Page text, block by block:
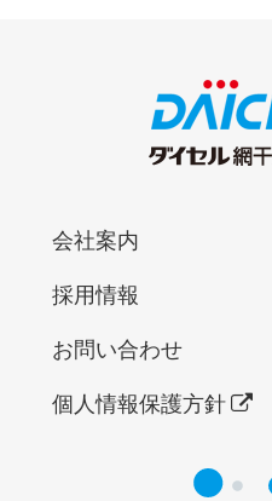
会社案内
採用情報
お問い合わせ
個人情報保護方針